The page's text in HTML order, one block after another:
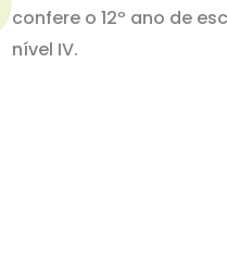
confere o 12º ano de
nível IV.